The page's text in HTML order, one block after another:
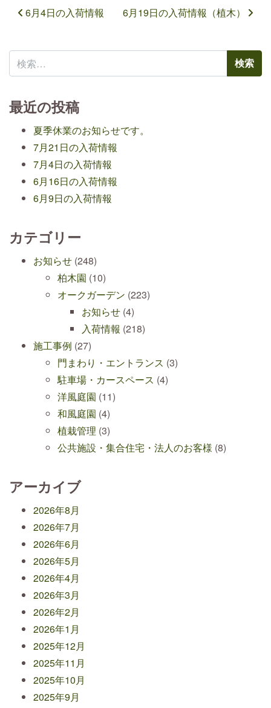
投稿ナビゲーション
6月4日の入荷情報 6月19日の入荷情報（植木）
検索:
最近の投稿
夏季休業のお知らせです。
7月21日の入荷情報
7月4日の入荷情報
6月16日の入荷情報
6月9日の入荷情報
カテゴリー
お知らせ (248)
柏木園 (10)
オークガーデン (223)
お知らせ (4)
入荷情報 (218)
施工事例 (27)
門まわり・エントランス (3)
駐車場・カースペース (4)
洋風庭園 (11)
和風庭園 (4)
植栽管理 (3)
公共施設・集合住宅・法人のお客様 (8)
アーカイブ
2026年8月
2026年7月
2026年6月
2026年5月
2026年4月
2026年3月
2026年2月
2026年1月
2025年12月
2025年11月
2025年10月
2025年9月